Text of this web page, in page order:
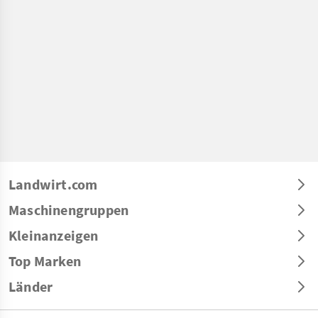
Landwirt.com
Maschinengruppen
Kleinanzeigen
Top Marken
Länder